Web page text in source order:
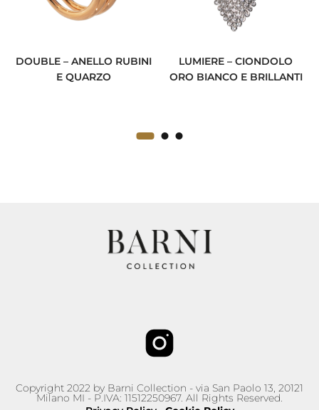
DOUBLE – ANELLO RUBINI
E QUARZO
LUMIERE – CIONDOLO
ORO BIANCO E BRILLANTI
Copyright 2022 by Barni Collection - via San Paolo 13, 20121
Milano MI - P.IVA: 11512250967. All Rights Reserved.